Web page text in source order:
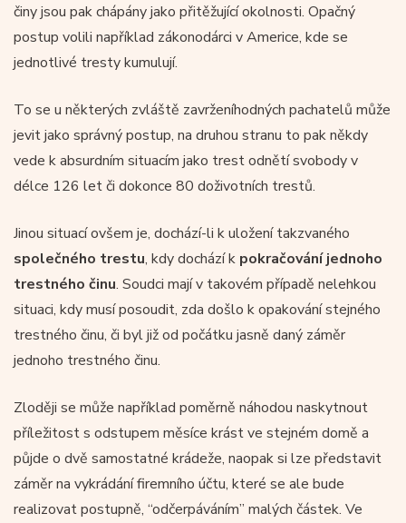
činy jsou pak chápány jako přitěžující okolnosti. Opačný
postup volili například zákonodárci v Americe, kde se
jednotlivé tresty kumulují.
To se u některých zvláště zavrženíhodných pachatelů může
jevit jako správný postup, na druhou stranu to pak někdy
vede k absurdním situacím jako trest odnětí svobody v
délce 126 let či dokonce 80 doživotních trestů.
Jinou situací ovšem je, dochází-li k uložení takzvaného
společného trestu, kdy dochází k pokračování jednoho
trestného činu. Soudci mají v takovém případě nelehkou
situaci, kdy musí posoudit, zda došlo k opakování stejného
trestného činu, či byl již od počátku jasně daný záměr
jednoho trestného činu.
Zloději se může například poměrně náhodou naskytnout
příležitost s odstupem měsíce krást ve stejném domě a
půjde o dvě samostatné krádeže, naopak si lze představit
záměr na vykrádání firemního účtu, které se ale bude
realizovat postupně, “odčerpáváním” malých částek. Ve